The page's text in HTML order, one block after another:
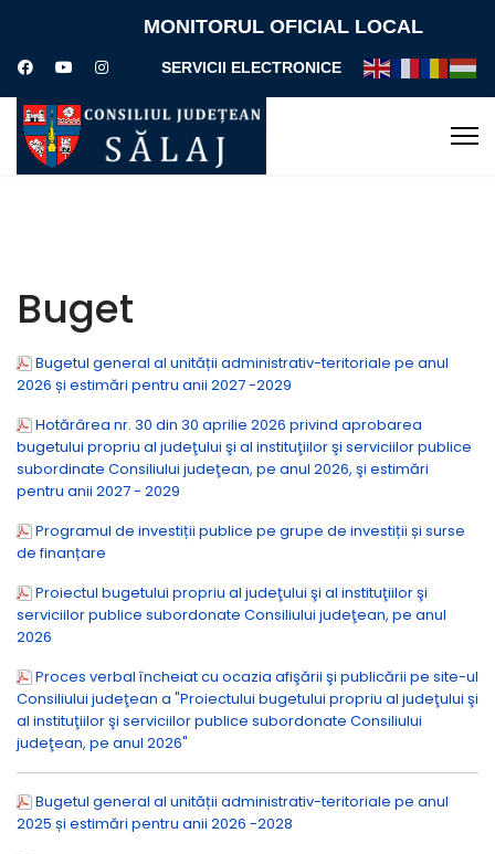
MONITORUL OFICIAL LOCAL
SERVICII ELECTRONICE
Buget
Bugetul general al unității administrativ-teritoriale pe anul
2026 și estimări pentru anii 2027 -2029
Hotărârea nr. 30 din 30 aprilie 2026 privind aprobarea
bugetului propriu al judeţului şi al instituţiilor şi serviciilor publice
subordinate Consiliului judeţean, pe anul 2026, şi estimări
pentru anii 2027 - 2029
Programul de investiții publice pe grupe de investiții și surse
de finanțare
Proiectul bugetului propriu al judeţului şi al instituţiilor şi
serviciilor publice subordonate Consiliului judeţean, pe anul
2026
Proces verbal încheiat cu ocazia afişării şi publicării pe site-ul
Consiliului judeţean a "Proiectului bugetului propriu al judeţului şi
al instituţiilor şi serviciilor publice subordonate Consiliului
judeţean, pe anul 2026"
Bugetul general al unității administrativ-teritoriale pe anul
2025 și estimări pentru anii 2026 -2028